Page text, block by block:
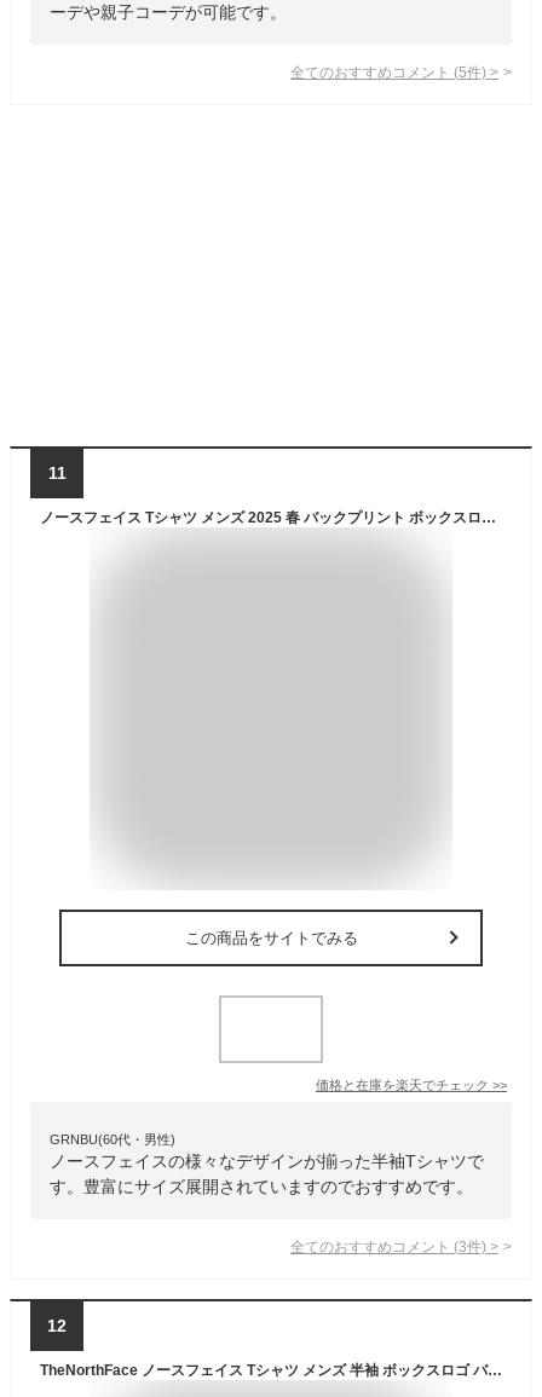
ーデや親子コーデが可能です。
全てのおすすめコメント (5件) >
11
ノースフェイス Tシャツ メンズ 2025 春 バックプリント ボックスロゴ 新作 半袖 半袖Tシャツ メンズtシャツ ブランド THE NORTH FACE BOX Tee ティーシャツ レディース コーデ 大きいサイズ XS S M L XL LL 2L 3L 4L 5L XXL 2XL 3XL 黒 ブラック 白 グレーホワイト グレー
この商品をサイトでみる
価格と在庫を楽天でチェック >>
GRNBU(60代・男性)
ノースフェイスの様々なデザインが揃った半袖Tシャツで
す。豊富にサイズ展開されていますのでおすすめです。
全てのおすすめコメント (3件) >
12
TheNorthFace ノースフェイス Tシャツ メンズ 半袖 ボックスロゴ バックプリント THE NORTH FACE Red Box Tee 新作 2025 アウトドアブランド コットン 綿 半袖Tシャツ ノースフェイスTシャツ レディース 大きいサイズ 黒 ブラック 白 ホワイト S M L XL LL 2L 3L XXL 2XL